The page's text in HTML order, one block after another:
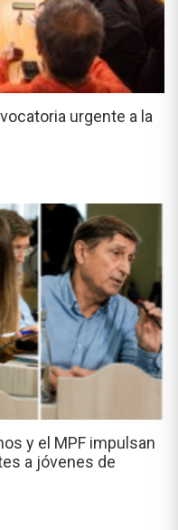
urgente a la
y el MPF impulsan
a jóvenes de